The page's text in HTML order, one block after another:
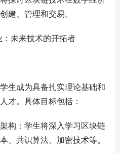
建、管理和交易。
生成为具备扎实理论基础和
才。具体目标包括：
构：学生将深入学习区块链
、共识算法、加密技术等。